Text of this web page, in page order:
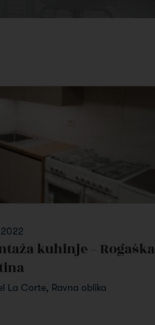
kuhinje – Rogaška
La Corte, Ravna oblika